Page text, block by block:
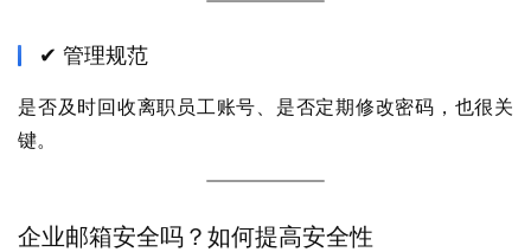
✔ 管理规范
是否及时回收离职员工账号、是否定期修改密码，也很关
键。
企业邮箱安全吗？如何提高安全性